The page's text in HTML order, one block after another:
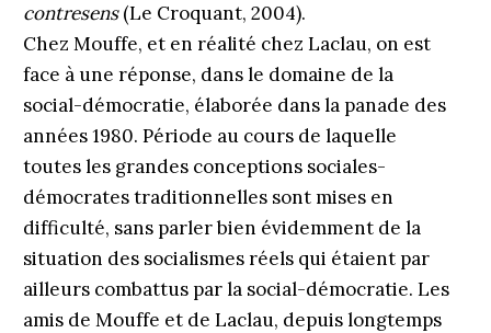
contresens(Le Croquant, 2004).
Chez Mouffe, et en réalité chez Laclau, on est
face à une réponse, dans le domaine de la
social-démocratie, élaborée dans la panade des
années 1980. Période au cours de laquelle
toutes les grandes conceptions socia­les-
démocrates traditionnelles sont mises en
difficulté, sans parler bien évidemment de la
situation des socialismes réels qui étaient par
ailleurs combattus par la social-démocratie. Les
amis de Mouffe et de Laclau, depuis longtemps